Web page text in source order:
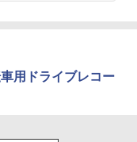
用ドライブレコー